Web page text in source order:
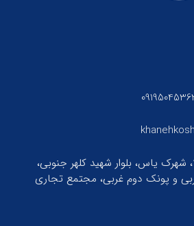
شهرک یاس، بلوار شهید کلهر جنوبی،
و پونک دوم غربی، مجتمع تجاری